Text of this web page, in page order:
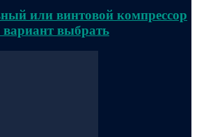
или винтовой компрессор
выбрать